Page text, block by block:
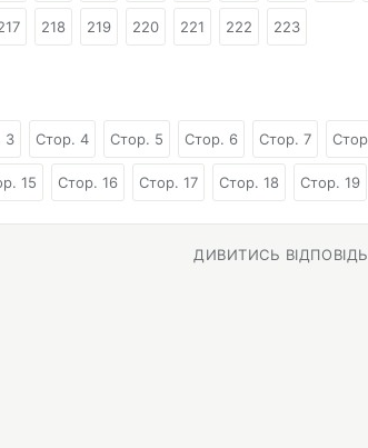
218 219 220 221 222 223
3 Стор. 4 Стор. 5 Стор. 6 Стор. 7
15 Стор. 16 Стор. 17 Стор. 18 Стор. 19
ДИВИТИСЬ